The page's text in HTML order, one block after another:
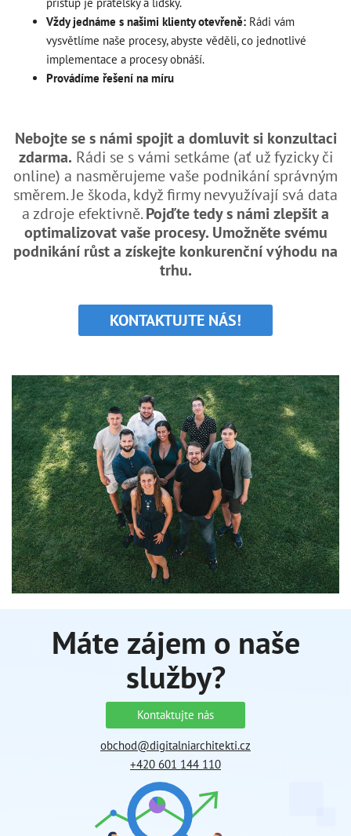
Vždy jednáme s našimi klienty otevřeně: Rádi vám
vysvětlíme naše procesy, abyste věděli, co jednotlivé
implementace a procesy obnáší.
Provádíme řešení na míru
Nebojte se s námi spojit a domluvit si konzultaci
zdarma. Rádi se s vámi setkáme (ať už fyzicky či
online) a nasměrujeme vaše podnikání správným
směrem. Je škoda, když firmy nevyužívají svá data
a zdroje efektivně.Pojďte tedy s námi zlepšit a
optimalizovat vaše procesy. Umožněte svému
podnikání růst a získejte konkurenční výhodu na
trhu.
KONTAKTUJTE NÁS!
Máte zájem o naše
služby?
Kontaktujte nás
obchod@digitalniarchitekti.cz
+420 601 144 110